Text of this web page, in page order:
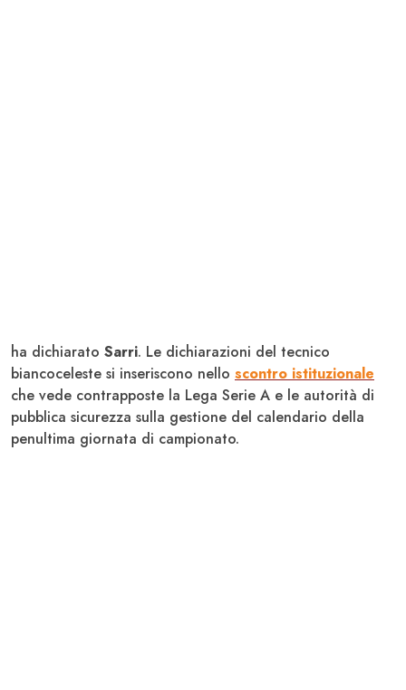
ha dichiarato Sarri. Le dichiarazioni del tecnico
biancoceleste si inseriscono nello scontro istituzionale
che vede contrapposte la Lega Serie A e le autorità di
pubblica sicurezza sulla gestione del calendario della
penultima giornata di campionato.